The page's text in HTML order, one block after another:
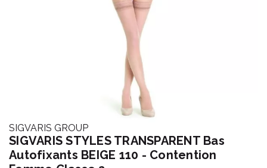
SIGVARIS GROUP
SIGVARIS STYLES TRANSPARENT Bas
Autofixants BEIGE 110 - Contention